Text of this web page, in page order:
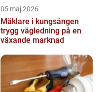
05 maj 2026
Mäklare i kungsängen
trygg vägledning på en
växande marknad